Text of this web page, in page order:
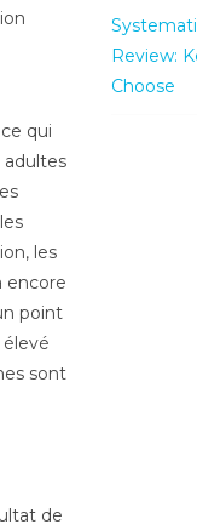
qui
adultes
les
encore
point
sont
de
Review:
Choose